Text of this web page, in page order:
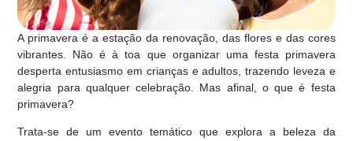
A primavera é a estação da renovação, das flores e das cores
vibrantes. Não é à toa que organizar uma festa primavera
desperta entusiasmo em crianças e adultos, trazendo leveza e
alegria para qualquer celebração. Mas afinal, o que é festa
primavera?
Trata-se de um evento temático que explora a beleza da